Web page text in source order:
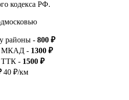
кодекса РФ.
районы - 800 ₽
МКАД - 1300 ₽
ТТК - 1500 ₽
40 ₽/км